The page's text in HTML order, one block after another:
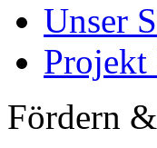
Unser
Projekt
Fördern